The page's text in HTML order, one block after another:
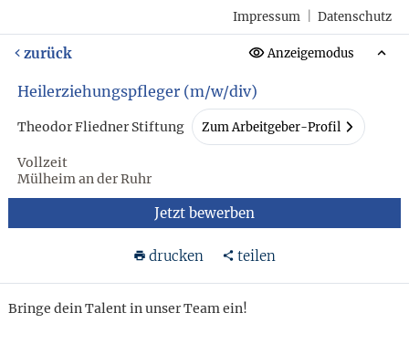
Impressum Datenschutz
zurück Anzeigemodus
Heilerziehungspfleger (m/w/div)
Theodor Fliedner Stiftung Zum Arbeitgeber-Profil
Vollzeit
Mülheim an der Ruhr
Jetzt bewerben
drucken teilen
Bringe dein Talent in unser Team ein!